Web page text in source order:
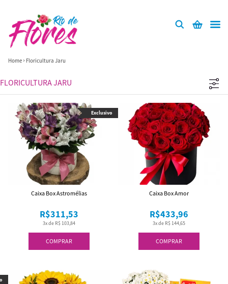
Home Floricultura Jaru
FLORICULTURA JARU
COMPRAR
3x de R$ 103,84
R$311,53
Caixa Box Astromélias
Exclusivo
COMPRAR
3x de R$ 144,65
R$433,96
Caixa Box Amor